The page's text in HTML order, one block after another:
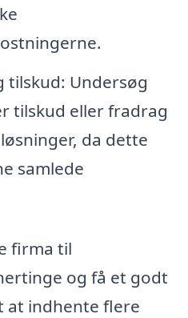
tilskud: Undersøg
tilskud eller fradrag
da dette
samlede
firma til
og få et godt
at indhente flere